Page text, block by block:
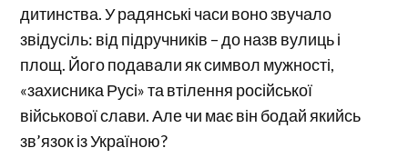
дитинства. У радянські часи воно звучало
звідусіль: від підручників – до назв вулиць і
площ. Його подавали як символ мужності,
«захисника Русі» та втілення російської
військової слави. Але чи має він бодай якийсь
зв’язок із Україною?